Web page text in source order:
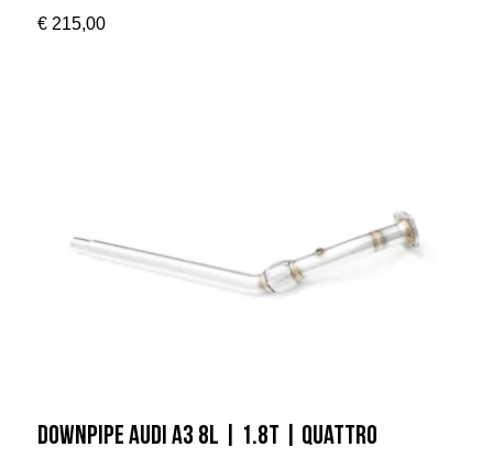
€215,00
Downpipe Audi A3 8L | 1.8T | Quattro